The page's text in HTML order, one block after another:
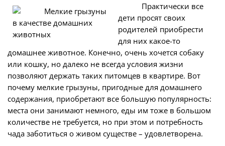
Практически все
дети просят своих
родителей приобрести
для них какое-то
домашнее животное. Конечно, очень хочется собаку
или кошку, но далеко не всегда условия жизни
позволяют держать таких питомцев в квартире. Вот
почему мелкие грызуны, пригодные для домашнего
содержания, приобретают все большую популярность:
места они занимают немного, еды им тоже в большом
количестве не требуется, но при этом и потребность
чада заботиться о живом существе – удовлетворена.